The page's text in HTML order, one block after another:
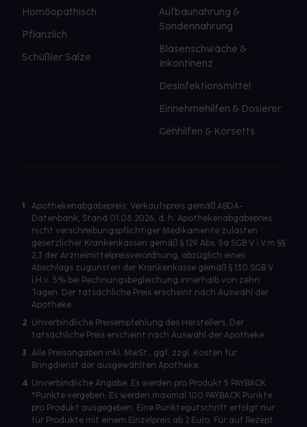
Homöopathisch
Pflanzlich
Schüßler Salze
Aufbaunahrung &
Sondennahrung
Blasenschwäche &
Inkontinenz
Desinfektionsmittel
Einnehmehilfen & Dosierer
Gehhilfen & Korsetts
1
Apothekenabgabepreis: Verkaufspreis gemäß ABDA-
Datenbank, Stand 01.08.2026, d. h. Apothekenabgabepreis
nicht verschreibungspflichtiger Medikamente zulasten
gesetzlicher Krankenkassen gemäß § 129 Abs. 5a SGB V i.V.m §§
2,3 der Arzneimittelpreisverordnung, abzüglich eines
Abschlags zugunsten der Krankenkasse gemäß § 130 SGB V
i.H.v. 5% bei Rechnungsbegleichung innerhalb von zehn
Tagen. Der tatsächliche Preis erscheint nach Auswahl der
Apotheke.
2 Unverbindliche Preisempfehlung des Herstellers. Der
tatsächliche Preis erscheint nach Auswahl der Apotheke.
3 Alle Preisangaben inkl. MwSt., ggf. zzgl. Kosten für
Bringdienst der ausgewählten Apotheke.
4 Unverbindliche Angabe. Es werden pro Produkt 5 PAYBACK
°Punkte vergeben. Es werden maximal 100 PAYBACK Punkte
pro Produkt ausgegeben. Eine Punktegutschrift erfolgt nur
für Produkte mit einem Einzelpreis ab 2 Euro. Für auf Rezept